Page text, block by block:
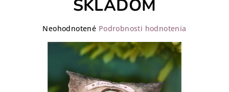
SKLADOM
Priemerné
produktu
Neohodnotené Podrobnosti hodnotenia